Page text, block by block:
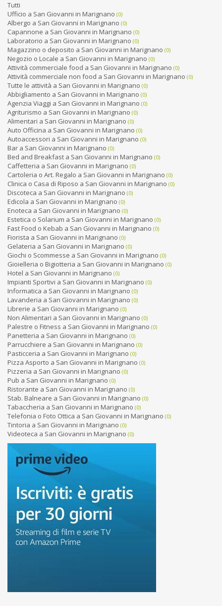
Tutti
Ufficio a San Giovanni in Marignano (0)
Albergo a San Giovanni in Marignano (0)
Capannone a San Giovanni in Marignano (0)
Laboratorio a San Giovanni in Marignano (0)
Magazzino o deposito a San Giovanni in Marignano (0)
Negozio o Locale a San Giovanni in Marignano (0)
Attività commerciale food a San Giovanni in Marignano (0)
Attività commerciale non food a San Giovanni in Marignano (0)
Tutte le attività a San Giovanni in Marignano (0)
Abbigliamento a San Giovanni in Marignano (0)
Agenzia Viaggi a San Giovanni in Marignano (0)
Agriturismo a San Giovanni in Marignano (0)
Alimentari a San Giovanni in Marignano (0)
Auto Officina a San Giovanni in Marignano (0)
Autoaccessori a San Giovanni in Marignano (0)
Bar a San Giovanni in Marignano (0)
Bed and Breakfast a San Giovanni in Marignano (0)
Caffetteria a San Giovanni in Marignano (0)
Cartoleria o Art. Regalo a San Giovanni in Marignano (0)
Clinica o Casa di Riposo a San Giovanni in Marignano (0)
Discoteca a San Giovanni in Marignano (0)
Edicola a San Giovanni in Marignano (0)
Enoteca a San Giovanni in Marignano (0)
Estetica o Solarium a San Giovanni in Marignano (0)
Fast Food o Kebab a San Giovanni in Marignano (0)
Fiorista a San Giovanni in Marignano (0)
Gelateria a San Giovanni in Marignano (0)
Giochi o Scommesse a San Giovanni in Marignano (0)
Gioielleria o Bigiotteria a San Giovanni in Marignano (0)
Hotel a San Giovanni in Marignano (0)
Impianti Sportivi a San Giovanni in Marignano (0)
Informatica a San Giovanni in Marignano (0)
Lavanderia a San Giovanni in Marignano (0)
Librerie a San Giovanni in Marignano (0)
Non Alimentari a San Giovanni in Marignano (0)
Palestre o Fitness a San Giovanni in Marignano (0)
Panetteria a San Giovanni in Marignano (0)
Parrucchiere a San Giovanni in Marignano (0)
Pasticceria a San Giovanni in Marignano (0)
Pizza Asporto a San Giovanni in Marignano (0)
Pizzeria a San Giovanni in Marignano (0)
Pub a San Giovanni in Marignano (0)
Ristorante a San Giovanni in Marignano (0)
Stab. Balneare a San Giovanni in Marignano (0)
Tabaccheria a San Giovanni in Marignano (0)
Telefonia o Foto Ottica a San Giovanni in Marignano (0)
Tintoria a San Giovanni in Marignano (0)
Videoteca a San Giovanni in Marignano (0)